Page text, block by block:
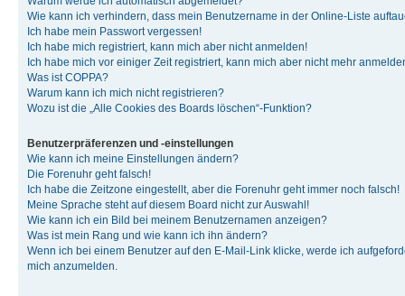
Wie kann ich verhindern, dass mein Benutzername in der Online-Liste
Ich habe mein Passwort vergessen!
Ich habe mich registriert, kann mich aber nicht anmelden!
Ich habe mich vor einiger Zeit registriert, kann mich aber nicht mehr
Was ist COPPA?
Warum kann ich mich nicht registrieren?
Wozu ist die „Alle Cookies des Boards löschen“-Funktion?
Benutzerpräferenzen und -einstellungen
Wie kann ich meine Einstellungen ändern?
Die Forenuhr geht falsch!
Ich habe die Zeitzone eingestellt, aber die Forenuhr geht immer noch falsch!
Meine Sprache steht auf diesem Board nicht zur Auswahl!
Wie kann ich ein Bild bei meinem Benutzernamen anzeigen?
Was ist mein Rang und wie kann ich ihn ändern?
Wenn ich bei einem Benutzer auf den E-Mail-Link klicke, werde ich
mich anzumelden.